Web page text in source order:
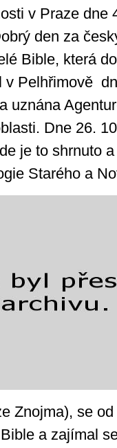
v Praze dne
den za
Bible, která
v Pelhřimově
uznána
Dne 26.
je to shrnuto
Starého a
Znojma), se
a zajímal